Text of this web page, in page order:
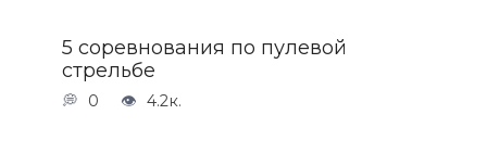
5 соревнования по пулевой
стрельбе
0 4.2к.